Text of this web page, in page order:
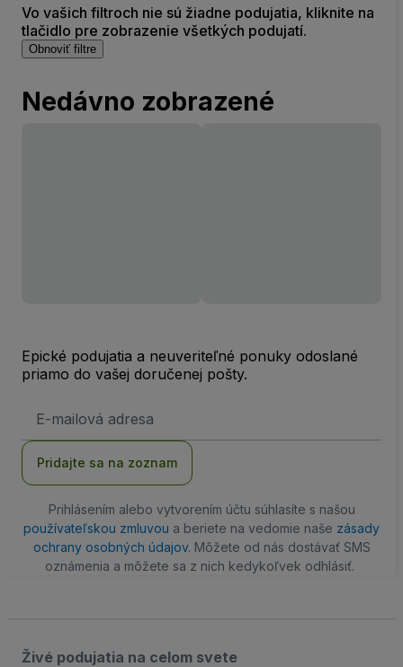
Vo vašich filtroch nie sú žiadne podujatia, kliknite na
tlačidlo pre zobrazenie všetkých podujatí.
Obnoviť filtre
Nedávno zobrazené
Epické podujatia a neuveriteľné ponuky odoslané
priamo do vašej doručenej pošty.
mailová
Pridajte sa na zoznam
Prihlásením alebo vytvorením účtu súhlasíte s našou
používateľskou zmluvou a beriete na vedomie naše zásady
ochrany osobných údajov. Môžete od nás dostávať SMS
oznámenia a môžete sa z nich kedykoľvek odhlásiť.
Živé podujatia na celom svete